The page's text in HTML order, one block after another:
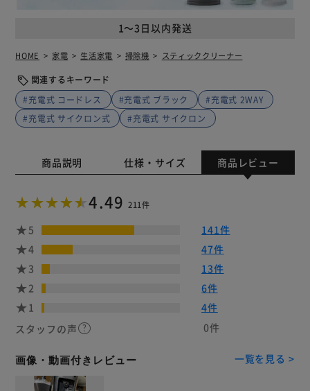
1～3日以内発送
HOME 家電 生活家電 掃除機 スティッククリーナー
関連するキーワード
#充電式 コードレス
#充電式 ブラック
#充電式 2WAY
#充電式 サイクロン式
#充電式 サイクロン
商品説明 仕様・サイズ 商品レビュー
4.49 211件
5
141件
4
47件
3
13件
2
6件
1
4件
スタッフの声
0件
画像・動画付きレビュー 一覧を見る >